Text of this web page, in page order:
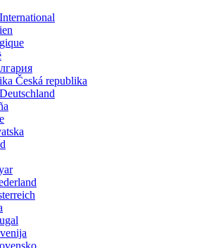
International
Česká republika
Deutschland